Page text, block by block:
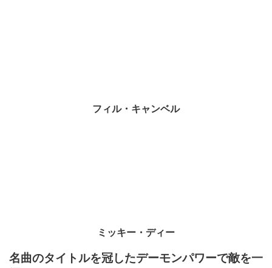
フィル・キャンベル
ミッキー・ディー
名曲のタイトルを冠したデーモンパワーで敵を一